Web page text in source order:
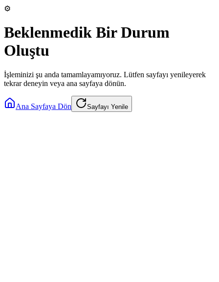
⚙️
Beklenmedik Bir Durum
Oluştu
İşleminizi şu anda tamamlayamıyoruz. Lütfen sayfayı yenileyerek
tekrar deneyin veya ana sayfaya dönün.
Ana Sayfaya Dön Sayfayı Yenile